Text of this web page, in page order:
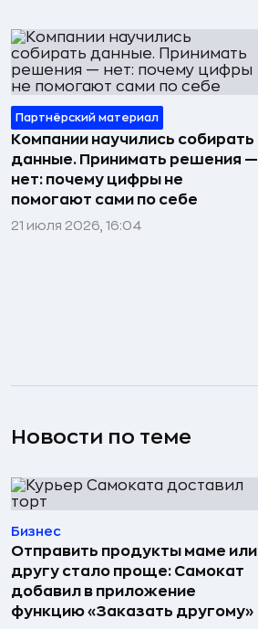
Партнёрский материал
Компании научились собирать
данные. Принимать решения —
нет: почему цифры не
помогают сами по себе
21 июля 2026, 16:04
Новости по теме
Бизнес
Отправить продукты маме или
другу стало проще: Самокат
добавил в приложение
функцию «Заказать другому»